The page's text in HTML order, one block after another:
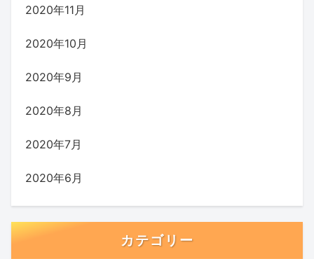
2020年11月
2020年10月
2020年9月
2020年8月
2020年7月
2020年6月
カテゴリー